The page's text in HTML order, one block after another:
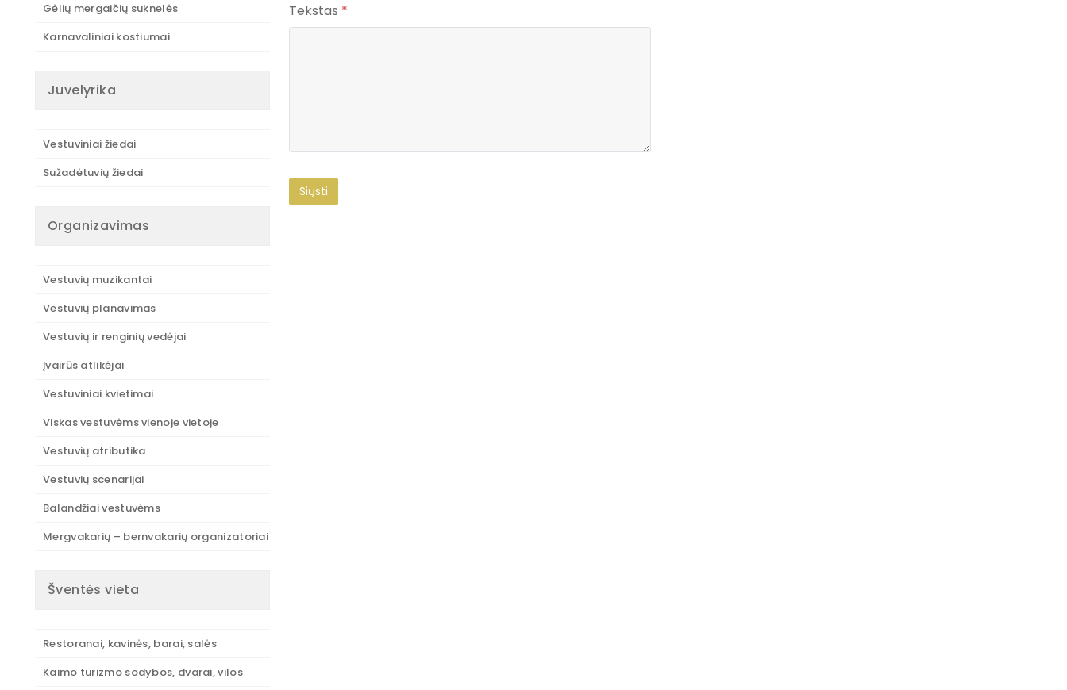
Gėlių mergaičių suknelės
Karnavaliniai kostiumai
Juvelyrika
Vestuviniai žiedai
Sužadėtuvių žiedai
Organizavimas
Vestuvių muzikantai
Vestuvių planavimas
Vestuvių ir renginių vedėjai
Įvairūs atlikėjai
Vestuviniai kvietimai
Viskas vestuvėms vienoje vietoje
Vestuvių atributika
Vestuvių scenarijai
Balandžiai vestuvėms
Mergvakarių – bernvakarių organizatoriai
Šventės vieta
Restoranai, kavinės, barai, salės
Kaimo turizmo sodybos, dvarai, vilos
Tekstas *